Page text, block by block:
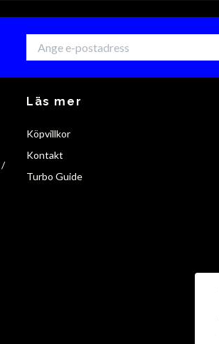
/
Läs mer
Köpvillkor
Kontakt
Turbo Guide